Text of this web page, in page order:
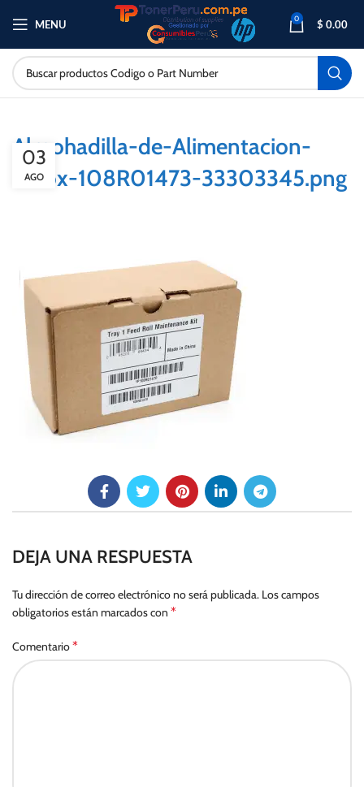
MENU 0 $ 0.00
Almohadilla-de-Alimentacion-
Xerox-108R01473-33303345.png
03
AGO
DEJA UNA RESPUESTA
Tu dirección de correo electrónico no será publicada. Los campos
obligatorios están marcados con *
Comentario*